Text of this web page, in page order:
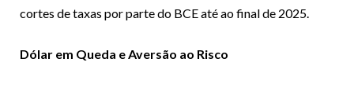
cortes de taxas por parte do BCE até ao final de 2025.
Dólar em Queda e Aversão ao Risco